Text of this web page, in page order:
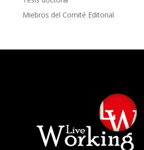
Miebros del Comité Editorial